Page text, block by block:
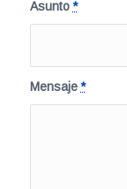
Asunto*
Mensaje*